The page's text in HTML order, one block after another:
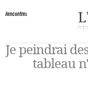
Rencontres
Je peindrai
tableau